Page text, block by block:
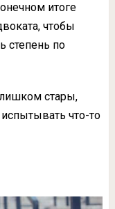
итоге
чтобы
степень по
стары,
что-то